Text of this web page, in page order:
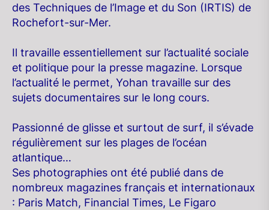
des Techniques de l’Image et du Son (IRTIS) de
Rochefort-sur-Mer.
Il travaille essentiellement sur l’actualité sociale
et politique pour la presse magazine. Lorsque
l’actualité le permet, Yohan travaille sur des
sujets documentaires sur le long cours.
Passionné de glisse et surtout de surf, il s’évade
régulièrement sur les plages de l’océan
atlantique…
Ses photographies ont été publié dans de
nombreux magazines français et internationaux
: Paris Match, Financial Times, Le Figaro